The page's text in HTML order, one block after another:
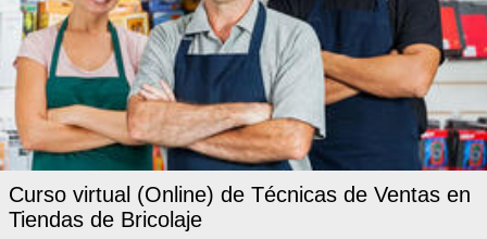
Curso virtual (Online) de Técnicas de Ventas en
Tiendas de Bricolaje